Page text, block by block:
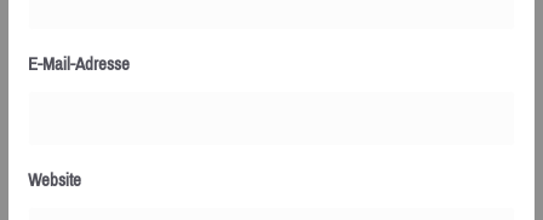
E-Mail-Adresse
Website